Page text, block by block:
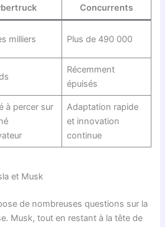
Concurrents
milliers Plus de 490 000
Récemment
épuisés
à percer sur
Adaptation rapide
et innovation
continue
et Musk
de nombreuses questions sur la
Musk, tout en restant à la tête de